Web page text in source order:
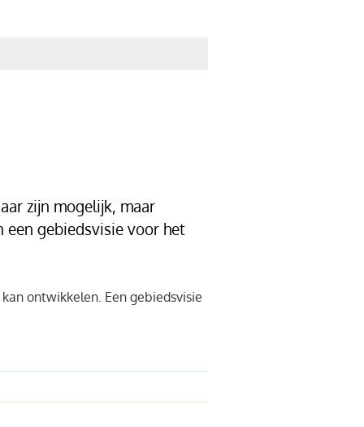
zijn mogelijk, maar
een gebiedsvisie voor het
ontwikkelen. Een gebiedsvisie